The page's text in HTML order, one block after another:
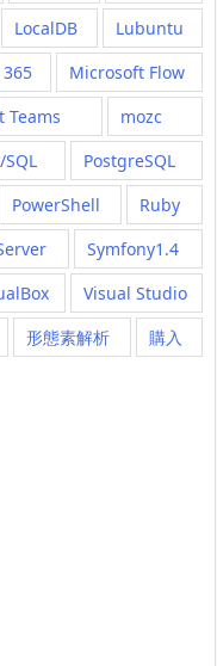
LocalDB
Lubuntu
Microsoft Flow
Teams
mozc
SQL
PostgreSQL
PowerShell
Ruby
Symfony1.4
Visual Studio
形態素解析 購入